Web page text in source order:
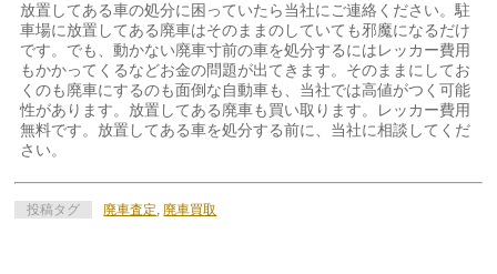
放置してある車の処分に困っていたら当社にご連絡ください。駐
車場に放置してある廃車はそのままのしていても邪魔になるだけ
です。でも、動かない廃車寸前の車を処分するにはレッカー費用
もかかってくるなどお金の問題が出てきます。そのままにしてお
くのも廃車にするのも面倒な自動車も、当社では高値がつく可能
性があります。放置してある廃車も買い取ります。レッカー費用
無料です。放置してある車を処分する前に、当社に相談してくだ
さい。
投稿タグ 廃車査定,廃車買取